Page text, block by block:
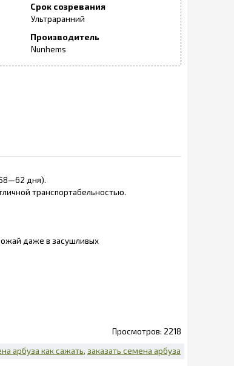
Срок созревания
Ультраранний
Производитель
Nunhems
дня).
транспортабельностью.
даже в засушливых
2218
арбуза как сажать заказать семена арбуза